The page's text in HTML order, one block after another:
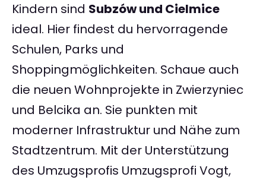
Kindern sind Subzów und Cielmice
ideal. Hier findest du hervorragende
Schulen, Parks und
Shoppingmöglichkeiten. Schaue auch
die neuen Wohnprojekte in Zwierzyniec
und Belcika an. Sie punkten mit
moderner Infrastruktur und Nähe zum
Stadtzentrum. Mit der Unterstützung
des Umzugsprofis Umzugsprofi Vogt,